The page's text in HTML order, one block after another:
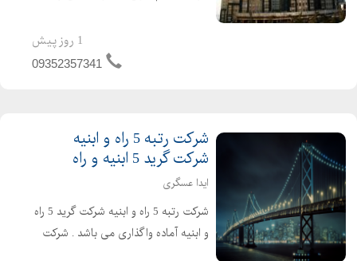
واقعی نقل و انتقال سریع خوش قیمت
1 روز پیش
09352357341
شرکت رتبه 5 راه و ابنیه
شرکت گرید 5 ابنیه و راه
ایدا عسگری
شرکت رتبه 5 راه و ابنیه شرکت گرید 5 راه
و ابنیه آماده واگذاری می باشد . شرکت